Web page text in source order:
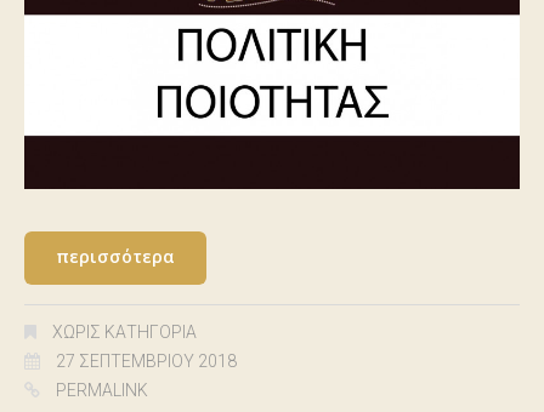
περισσότερα
ΧΩΡΊΣ ΚΑΤΗΓΟΡΊΑ
27 ΣΕΠΤΕΜΒΡΊΟΥ 2018
PERMALINK